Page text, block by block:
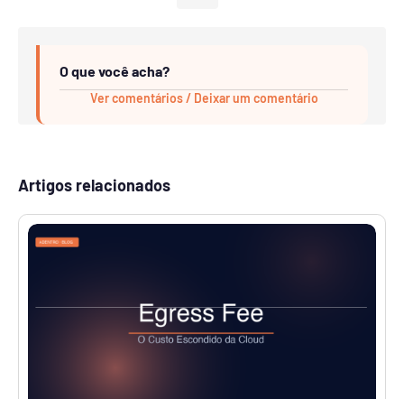
O que você acha?
Ver comentários / Deixar um comentário
Artigos relacionados